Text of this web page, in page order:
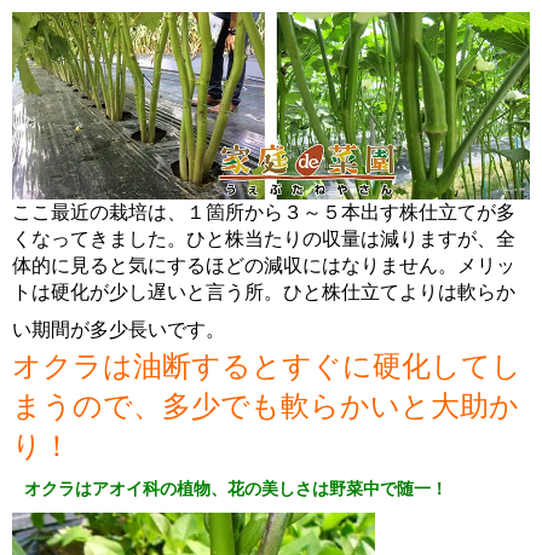
ここ最近の栽培は、１箇所から３～５本出す株仕立てが多
くなってきました。ひと株当たりの収量は減りますが、全
体的に見ると気にするほどの減収にはなりません。メリッ
トは硬化が少し遅いと言う所。ひと株仕立てよりは軟らか
い期間が多少長いです。
オクラは油断するとすぐに硬化してし
まうので、多少でも軟らかいと大助か
り！
オクラはアオイ科の植物、花の美しさは野菜中で随一！